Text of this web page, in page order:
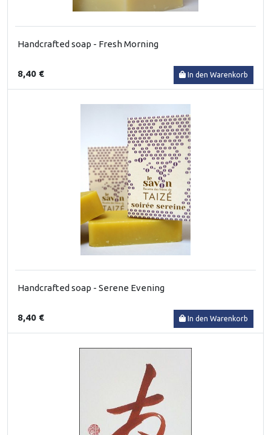
Handcrafted soap - Fresh Morning
8,40 € In den Warenkorb
Handcrafted soap - Serene Evening
8,40 € In den Warenkorb